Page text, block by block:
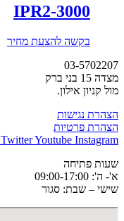
IPR2-3000
בקשה להצעת מחיר
03-5702207
מצדה 15 בני ברק
מול קניון אילון.
הצהרת נגישות
הצהרת פרטיות
TwitterYoutube Instagram
שעות פתיחה
א'- ה': 09:00-17:00
שישי – שבת: סגור